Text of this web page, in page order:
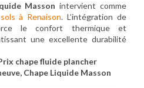
Masson intervient comme
à Renaison. L’intégration de
le confort thermique et
une excellente durabilité
chape fluide plancher
Chape Liquide Masson